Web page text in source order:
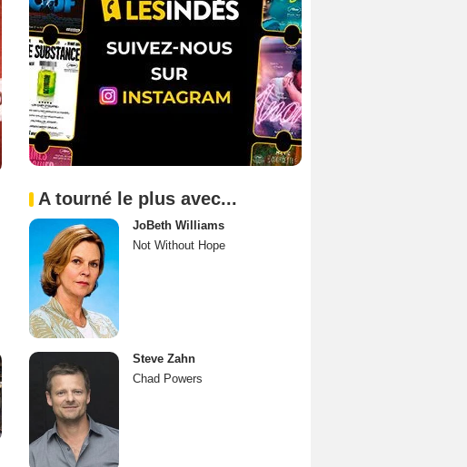
A tourné le plus avec...
JoBeth Williams
Not Without Hope
Steve Zahn
Chad Powers